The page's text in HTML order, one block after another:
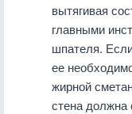
вытягивая
главными
шпателя.
ее
жирной
стена должна